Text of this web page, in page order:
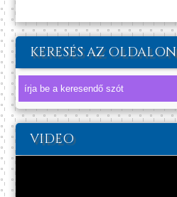
KERESÉS AZ OLDALON
VIDEO